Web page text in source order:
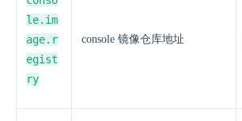
le.im
age.r
egist
ry
console 镜像仓库地址